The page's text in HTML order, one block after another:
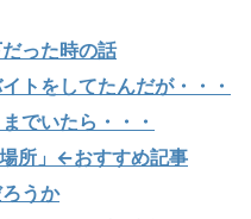
った時の話
トをしてたんだが・・・
でいたら・・・
所」←おすすめ記事
うか